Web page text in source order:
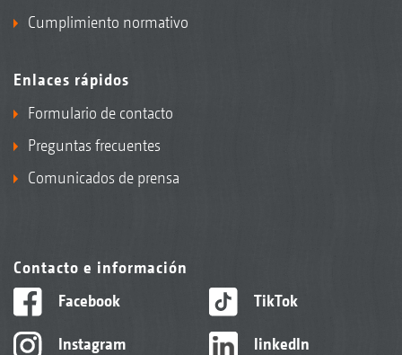
Cumplimiento normativo
Enlaces rápidos
Formulario de contacto
Preguntas frecuentes
Comunicados de prensa
Contacto e información
Facebook
Instagram
TikTok
linkedIn